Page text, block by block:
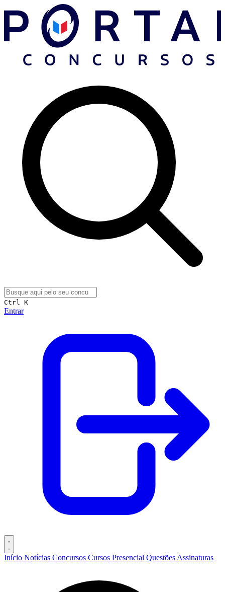
Ctrl K
Entrar
Início Notícias Concursos Cursos Presencial Questões Assinaturas